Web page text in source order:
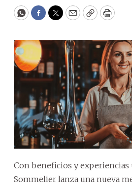
WhatsApp
Facebook
Twitter
EmailCopyPrint
Con beneficios y experiencias
Sommelier lanza una nueva